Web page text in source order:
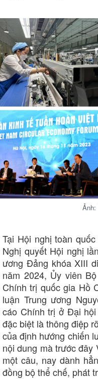
Hậu trường
Ảnh:
Tại Hội nghị toàn
Nghị quyết Hội nghị
ương Đảng khóa XIII
năm 2024, Ủy viên
Chính trị quốc gia Hồ
luận Trung ương
cáo Chính trị ở Đại
đặc biệt là thông điệp
của định hướng chiến
nội dung mà trước
một câu, nay dành
đồng bộ thể chế, phát